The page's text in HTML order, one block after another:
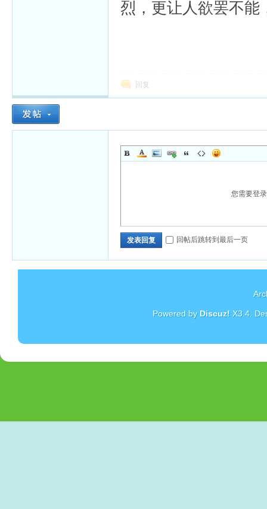
烈，更让人欲罢不能
回复
您需要登
发表回复 回帖后跳转到最后一页
Powered by Discuz! X3.4.